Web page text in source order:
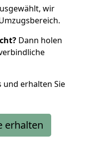
wir
Dann holen
und erhalten Sie
erhalten